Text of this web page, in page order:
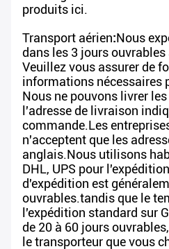
produits ici.
Transport aérien:Nous
dans les 3 jours
Veuillez vous assurer de
informations nécessaires
Nous ne pouvons livrer
l'adresse de livraison
commande.Les
n'acceptent que les
anglais.Nous utilisons
DHL, UPS pour
d'expédition est
ouvrables.tandis que le
l'expédition standard sur
de 20 à 60 jours
le transporteur que vous